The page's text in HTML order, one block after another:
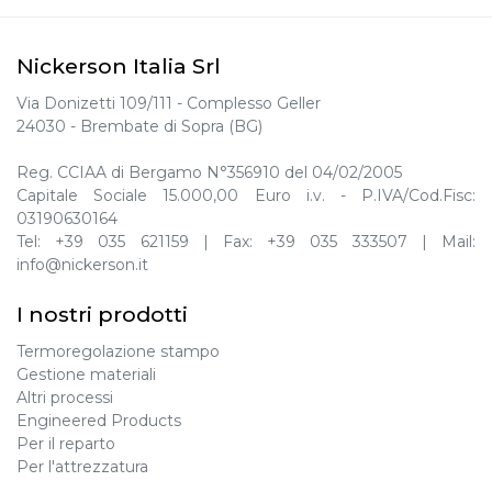
Nickerson Italia Srl
Via Donizetti 109/111 - Complesso Geller
24030 - Brembate di Sopra (BG)
Reg. CCIAA di Bergamo N°356910 del 04/02/2005
Capitale Sociale 15.000,00 Euro i.v. - P.IVA/Cod.Fisc:
03190630164
Tel: +39 035 621159 | Fax: +39 035 333507 | Mail:
info@nickerson.it
I nostri prodotti
Termoregolazione stampo
Gestione materiali
Altri processi
Engineered Products
Per il reparto
Per l'attrezzatura